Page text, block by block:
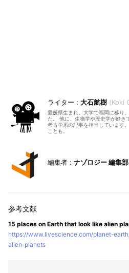
大石航樹 Koki
愛媛県生まれ。大学で福岡に移り
た。 他に、生物学や歴史学が好き
考古学系の記事を担当しています
ことも。
ナゾロジー 編集部
15 places on Earth that look like alien
https://www.livescience.com/planet-
alien-planets